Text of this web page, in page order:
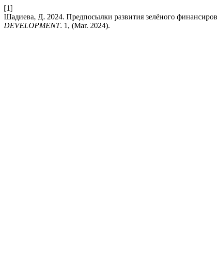
[1]
Шадиева, Д. 2024. Предпосылки развития зелёного
DEVELOPMENT. 1, (Mar. 2024).